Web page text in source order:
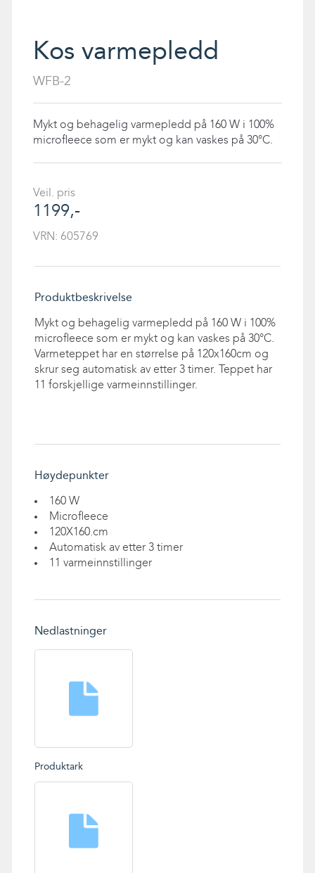
Kos varmepledd
WFB-2
Mykt og behagelig varmepledd på 160 W i 100%
microfleece som er mykt og kan vaskes på 30°C.
Veil. pris
1199,-
VRN: 605769
Produktbeskrivelse
Mykt og behagelig varmepledd på 160 W i 100%
microfleece som er mykt og kan vaskes på 30°C.
Varmeteppet har en størrelse på 120x160cm og
skrur seg automatisk av etter 3 timer. Teppet har
11 forskjellige varmeinnstillinger.
Høydepunkter
160 W
Microfleece
120X160.cm
Automatisk av etter 3 timer
11 varmeinnstillinger
Nedlastninger
Produktark